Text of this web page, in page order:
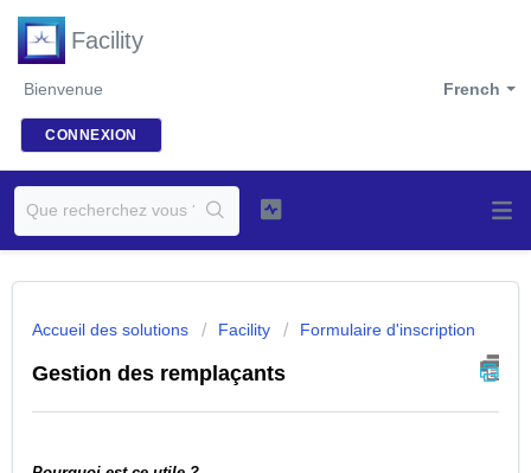
Facility
French
Bienvenue
CONNEXION
Accueil des solutions Facility Formulaire d'inscription
Gestion des remplaçants